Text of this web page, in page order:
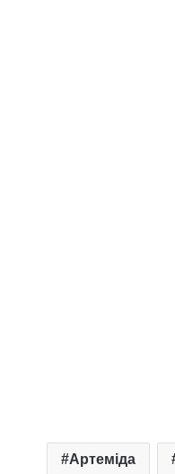
Артеміда